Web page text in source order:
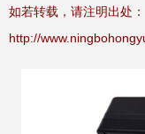
如若转载，请注明出处：
http://